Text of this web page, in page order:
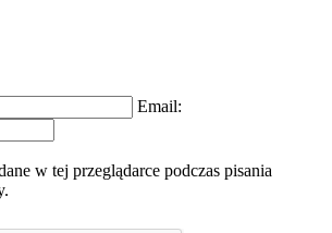
Email:
w tej przeglądarce podczas pisania